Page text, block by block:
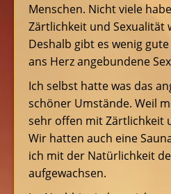
Menschen. Nicht viele
Zärtlichkeit und Sexualität
Deshalb gibt es wenig
ans Herz angebundene
Ich selbst hatte was das
schöner Umstände. Weil
sehr offen mit Zärtlichkeit
Wir hatten auch eine
ich mit der Natürlichkeit
aufgewachsen.